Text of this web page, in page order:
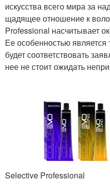
искусства всего мира за
щадящее отношение к
Professional насчитывает
Ее особенностью является
будет соответствовать
нее не стоит ожидать
Selective Professional